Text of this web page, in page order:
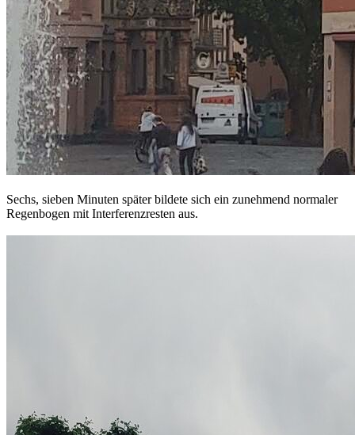
Sechs, sieben Minuten später bildete sich ein zunehmend normaler
Regenbogen mit Interferenzresten aus.